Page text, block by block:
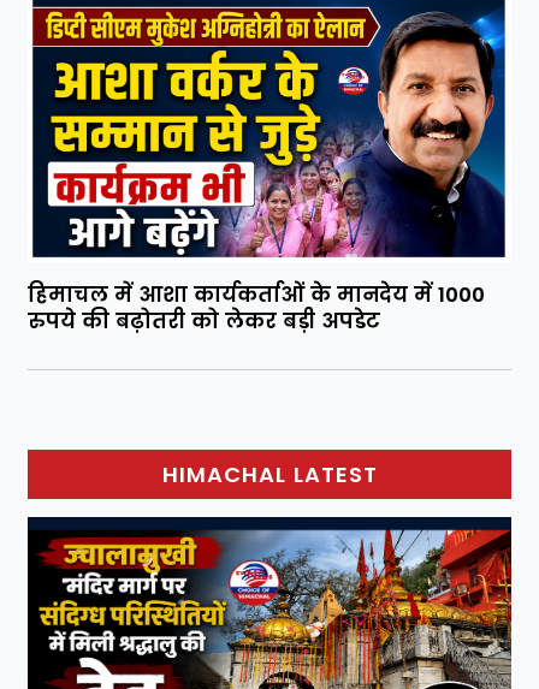
हिमाचल में आशा कार्यकर्ताओं के मानदेय में 1000
रुपये की बढ़ोतरी को लेकर बड़ी अपडेट
HIMACHAL LATEST